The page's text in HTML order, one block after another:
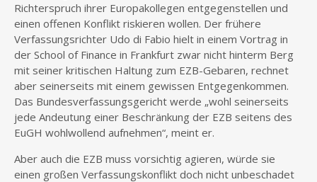
Richterspruch ihrer Europakollegen entgegenstellen und
einen offenen Konflikt riskieren wollen. Der frühere
Verfassungsrichter Udo di Fabio hielt in einem Vortrag in
der School of Finance in Frankfurt zwar nicht hinterm Berg
mit seiner kritischen Haltung zum EZB-Gebaren, rechnet
aber seinerseits mit einem gewissen Entgegenkommen.
Das Bundesverfassungsgericht werde „wohl seinerseits
jede Andeutung einer Beschränkung der EZB seitens des
EuGH wohlwollend aufnehmen“, meint er.
Aber auch die EZB muss vorsichtig agieren, würde sie
einen großen Verfassungskonflikt doch nicht unbeschadet